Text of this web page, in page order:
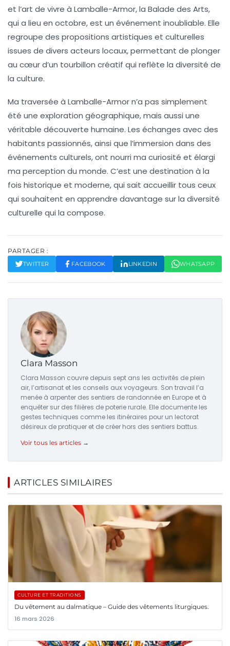
et l’art de vivre à Lamballe-Armor, la Balade des Arts,
qui a lieu en octobre, est un événement inoubliable. Elle
regroupe des propositions artistiques et culturelles
issues de divers acteurs locaux, permettant de plonger
au cœur d’un tourbillon créatif qui reflète la diversité de
la culture.
Ma traversée à Lamballe-Armor n’a pas simplement
été une exploration géographique, mais aussi une
véritable découverte humaine. Les échanges avec des
habitants passionnés, ainsi que l’immersion dans des
événements culturels, ont nourri ma curiosité et élargi
ma perception du monde. C’est une destination à la
fois historique et moderne, qui sait accueillir tous ceux
qui souhaitent en apprendre davantage sur la diversité
culturelle qui la compose.
PARTAGER :
TWITTER FACEBOOK LINKEDIN WHATSAPP
Clara Masson
Clara Masson couvre depuis sept ans les activités de plein
air, l’artisanat et les conseils aux voyageurs. Son travail l’a
menée à arpenter des sentiers de randonnée en Europe et à
enquêter sur des filières de poterie rurale. Elle documente les
gestes techniques comme les itinéraires pour un lectorat
désireux de pratiquer et de créer hors des sentiers battus.
Voir tous les articles →
ARTICLES SIMILAIRES
CULTURE ET TRADITIONS
Du vêtement au dalmatique – Guide des vêtements liturgiques.
16 mars 2026